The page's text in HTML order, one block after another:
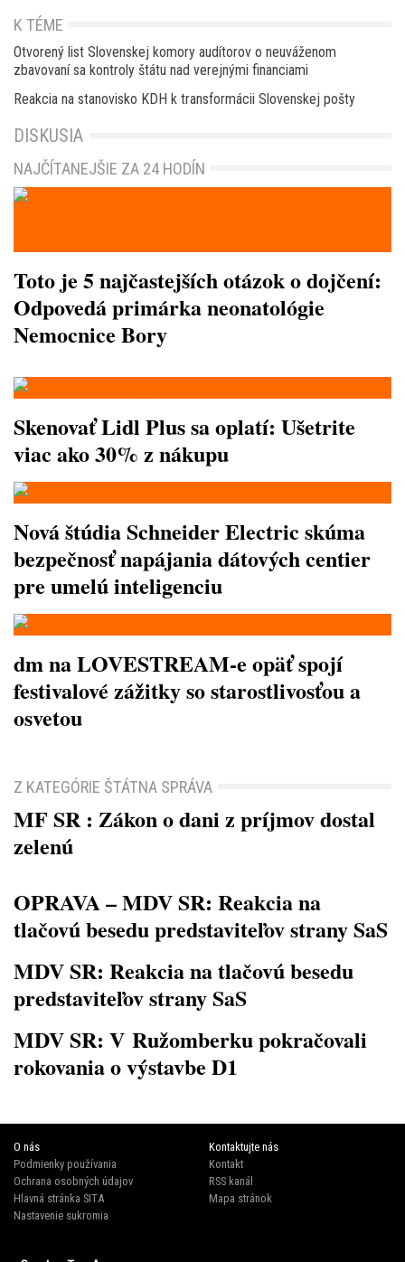
K TÉME
Otvorený list Slovenskej komory audítorov o neuváženom
zbavovaní sa kontroly štátu nad verejnými financiami
Reakcia na stanovisko KDH k transformácii Slovenskej pošty
DISKUSIA
NAJČÍTANEJŠIE ZA 24 HODÍN
Toto je 5 najčastejších otázok o dojčení:
Odpovedá primárka neonatológie
Nemocnice Bory
Skenovať Lidl Plus sa oplatí: Ušetrite
viac ako 30% z nákupu
Nová štúdia Schneider Electric skúma
bezpečnosť napájania dátových centier
pre umelú inteligenciu
dm na LOVESTREAM-e opäť spojí
festivalové zážitky so starostlivosťou a
osvetou
Z KATEGÓRIE ŠTÁTNA SPRÁVA
MF SR : Zákon o dani z príjmov dostal
zelenú
OPRAVA – MDV SR: Reakcia na
tlačovú besedu predstaviteľov strany SaS
MDV SR: Reakcia na tlačovú besedu
predstaviteľov strany SaS
MDV SR: V Ružomberku pokračovali
rokovania o výstavbe D1
O nás
Podmienky používania
Ochrana osobných údajov
Hlavná stránka SITA
Nastavenie sukromia
Kontaktujte nás
Kontakt
RSS kanál
Mapa stránok